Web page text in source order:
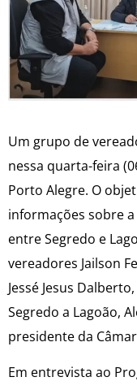
Um grupo de
nessa quarta-feira
Porto Alegre. O
informações sobre a
entre Segredo e
vereadores Jailson
Jessé Jesus
Segredo a Lagoão,
presidente da
Em entrevista ao